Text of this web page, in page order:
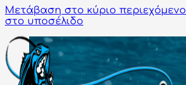
Μετάβαση στο κύριο περιεχόμενο
στο υποσέλιδο